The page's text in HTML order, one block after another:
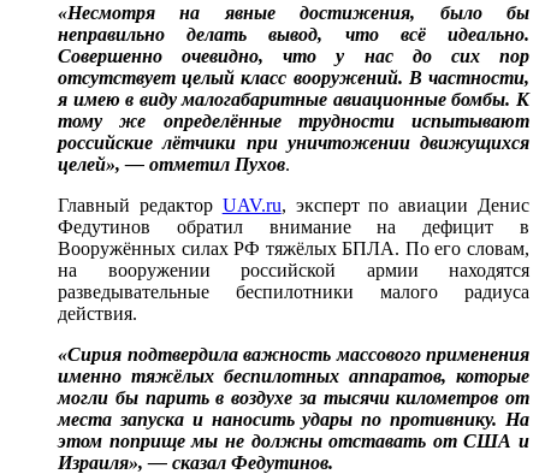
«Несмотря на явные достижения, было бы
неправильно делать вывод, что всё идеально.
Совершенно очевидно, что у нас до сих пор
отсутствует целый класс вооружений. В частности,
я имею в виду малогабаритные авиационные бомбы. К
тому же определённые трудности испытывают
российские лётчики при уничтожении движущихся
целей», — отметил Пухов.
Главный редактор UAV.ru, эксперт по авиации Денис
Федутинов обратил внимание на дефицит в
Вооружённых силах РФ тяжёлых БПЛА. По его словам,
на вооружении российской армии находятся
разведывательные беспилотники малого радиуса
действия.
«Сирия подтвердила важность массового применения
именно тяжёлых беспилотных аппаратов, которые
могли бы парить в воздухе за тысячи километров от
места запуска и наносить удары по противнику. На
этом поприще мы не должны отставать от США и
Израиля», — сказал Федутинов.